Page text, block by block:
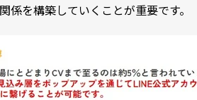
係を構築していくことが重要です。